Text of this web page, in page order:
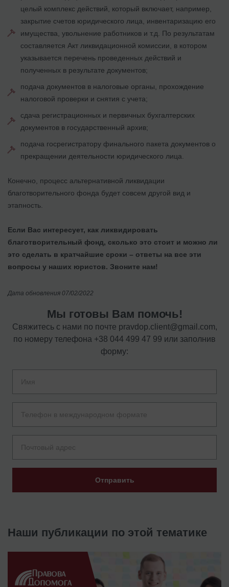
целый комплекс действий, который включает, например,
закрытие счетов юридического лица, инвентаризацию его
имущества, увольнение работников и т.д. По результатам
составляется Акт ликвидационной комиссии, в котором
указывается перечень проведенных действий и
полученных в результате документов;
подача документов в налоговые органы, прохождение
налоговой проверки и снятия с учета;
сдача регистрационных и первичных бухгалтерских
документов в государственный архив;
подача госрегистратору финального пакета документов о
прекращении деятельности юридического лица.
Конечно, процесс альтернативной ликвидации
благотворительного фонда будет совсем другой вид и
этапность.
Если Вас интересует, как ликвидировать
благотворительный фонд, сколько это стоит и можно ли
это сделать в кратчайшие сроки – ответы на все эти
вопросы у наших юристов. Звоните нам!
Дата обновления 07/02/2022
Мы готовы Вам помочь!
Свяжитесь с нами по почте pravdop.client@gmail.com,
по номеру телефона +38 044 499 47 99 или заполнив
форму:
Отправить
Наши публикации по этой тематике